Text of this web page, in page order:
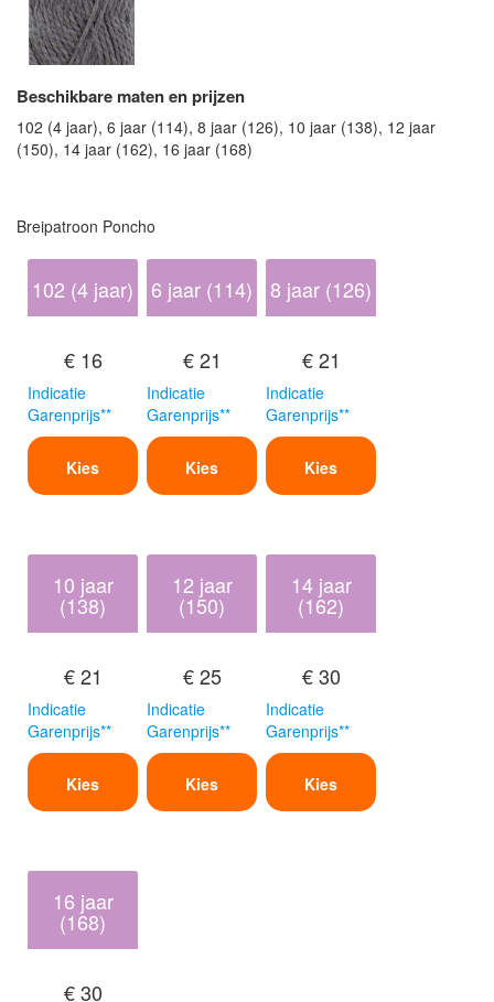
Beschikbare maten en prijzen
102 (4 jaar), 6 jaar (114), 8 jaar (126), 10 jaar (138), 12 jaar
(150), 14 jaar (162), 16 jaar (168)
Breipatroon Poncho
102 (4 jaar)
€ 16
Indicatie
Garenprijs**
Kies
6 jaar (114)
€ 21
Indicatie
Garenprijs**
Kies
8 jaar (126)
€ 21
Indicatie
Garenprijs**
Kies
10 jaar
(138)
€ 21
Indicatie
Garenprijs**
Kies
12 jaar
(150)
€ 25
Indicatie
Garenprijs**
Kies
14 jaar
(162)
€ 30
Indicatie
Garenprijs**
Kies
16 jaar
(168)
€ 30